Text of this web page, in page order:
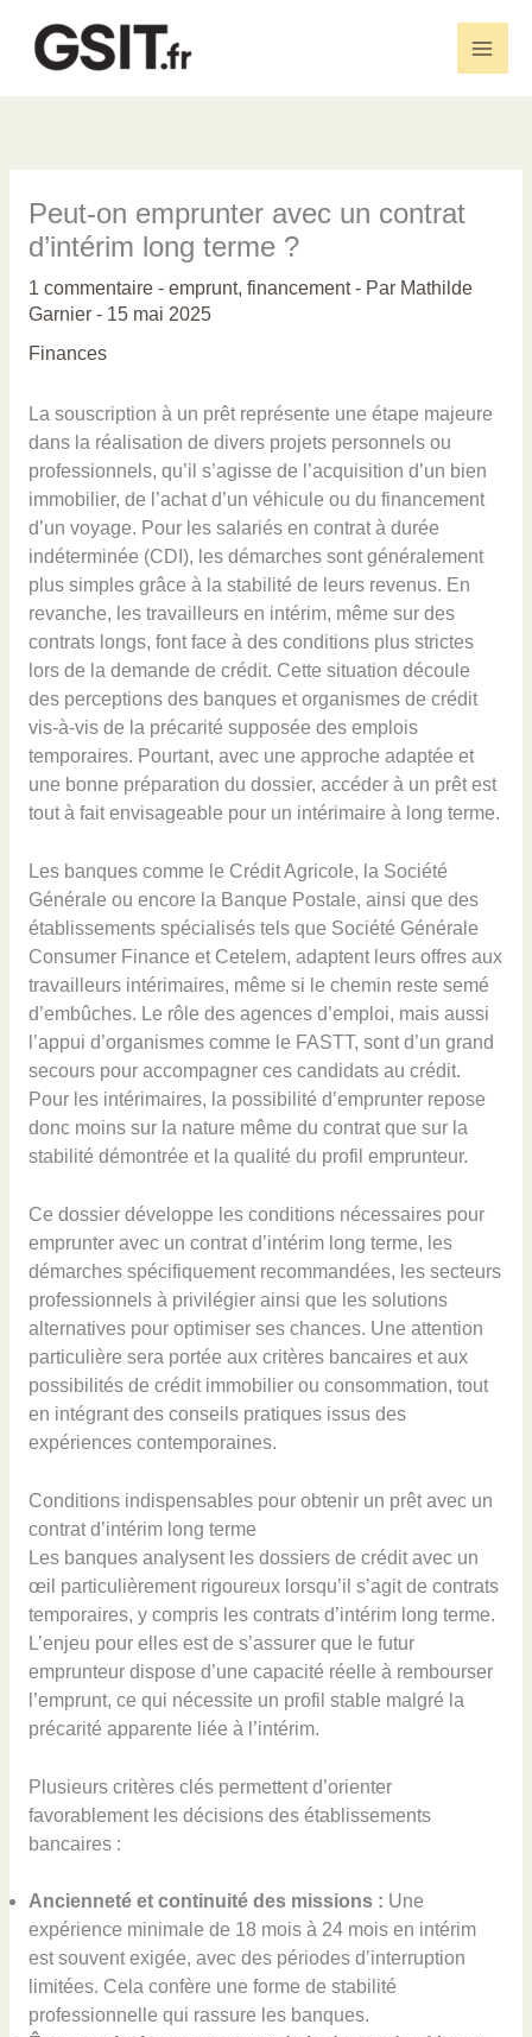
contenu
Main
Peut-on emprunter avec un contrat
d’intérim long terme ?
1 commentaire - emprunt, financement- Par Mathilde
Garnier - 15 mai 2025
Finances
La souscription à un prêt représente une étape majeure
dans la réalisation de divers projets personnels ou
professionnels, qu’il s’agisse de l’acquisition d’un bien
immobilier, de l’achat d’un véhicule ou du financement
d’un voyage. Pour les salariés en contrat à durée
indéterminée (CDI), les démarches sont généralement
plus simples grâce à la stabilité de leurs revenus. En
revanche, les travailleurs en intérim, même sur des
contrats longs, font face à des conditions plus strictes
lors de la demande de crédit. Cette situation découle
des perceptions des banques et organismes de crédit
vis-à-vis de la précarité supposée des emplois
temporaires. Pourtant, avec une approche adaptée et
une bonne préparation du dossier, accéder à un prêt est
tout à fait envisageable pour un intérimaire à long terme.
Les banques comme le Crédit Agricole, la Société
Générale ou encore la Banque Postale, ainsi que des
établissements spécialisés tels que Société Générale
Consumer Finance et Cetelem, adaptent leurs offres aux
travailleurs intérimaires, même si le chemin reste semé
d’embûches. Le rôle des agences d’emploi, mais aussi
l’appui d’organismes comme le FASTT, sont d’un grand
secours pour accompagner ces candidats au crédit.
Pour les intérimaires, la possibilité d’emprunter repose
donc moins sur la nature même du contrat que sur la
stabilité démontrée et la qualité du profil emprunteur.
Ce dossier développe les conditions nécessaires pour
emprunter avec un contrat d’intérim long terme, les
démarches spécifiquement recommandées, les secteurs
professionnels à privilégier ainsi que les solutions
alternatives pour optimiser ses chances. Une attention
particulière sera portée aux critères bancaires et aux
possibilités de crédit immobilier ou consommation, tout
en intégrant des conseils pratiques issus des
expériences contemporaines.
Conditions indispensables pour obtenir un prêt avec un
contrat d’intérim long terme
Les banques analysent les dossiers de crédit avec un
œil particulièrement rigoureux lorsqu’il s’agit de contrats
temporaires, y compris les contrats d’intérim long terme.
L’enjeu pour elles est de s’assurer que le futur
emprunteur dispose d’une capacité réelle à rembourser
l’emprunt, ce qui nécessite un profil stable malgré la
précarité apparente liée à l’intérim.
Plusieurs critères clés permettent d’orienter
favorablement les décisions des établissements
bancaires :
Ancienneté et continuité des missions : Une
expérience minimale de 18 mois à 24 mois en intérim
est souvent exigée, avec des périodes d’interruption
limitées. Cela confère une forme de stabilité
professionnelle qui rassure les banques.